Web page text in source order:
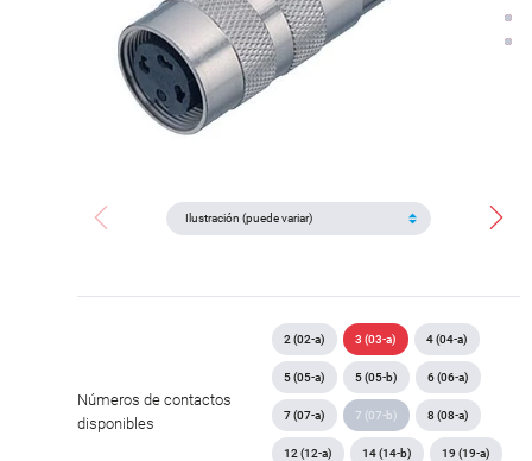
Números de contactos
disponibles
2 (02-a) 3 (03-a) 4 (04-a)
5 (05-a) 5 (05-b) 6 (06-a)
7 (07-a) 7 (07-b) 8 (08-a)
12 (12-a) 14 (14-b) 19 (19-a)